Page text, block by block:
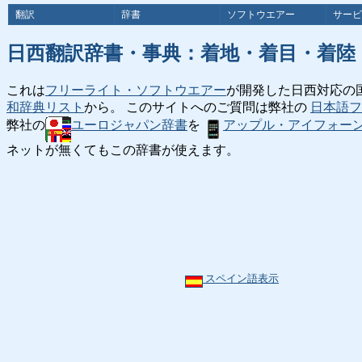
翻訳 辞書 ソフトウエアー サー
日西翻訳辞書・事典：着地・着目・着
これはフリーライト・ソフトウエアーが開発した日西対応の
和辞典リスト から。 このサイトへのご質問は弊社の 日本語
弊社の
ユーロジャパン辞書を
アップル・アイフォー
ネットが無くてもこの辞書が使えます。
スペイン語表示